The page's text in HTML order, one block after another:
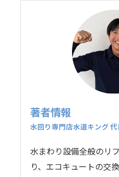
著者情報
水回り専門店水道キング
水まわり設備全般のリ
り、エコキュートの交